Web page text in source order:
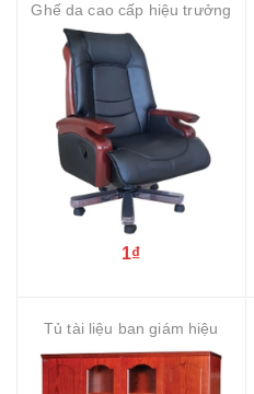
Ghế da cao cấp hiệu trưởng
1₫
Tủ tài liệu ban giám hiệu